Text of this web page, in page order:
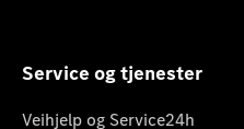
Service og tjenester
Veihjelp og Service24h